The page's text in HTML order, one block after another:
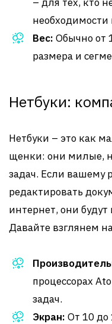
необходимости
Вес: Обычно от
размера и
Нетбуки:
Нетбуки – это как
щенки: они милые,
задач. Если вашему
редактировать
интернет, они
Давайте взглянем
процессорах
задач.
Экран: От 10